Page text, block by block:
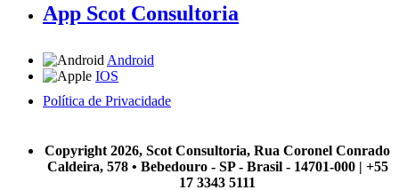
App Scot Consultoria
Android
IOS
Política de Privacidade
Copyright 2026, Scot Consultoria, Rua Coronel Conrado
Caldeira, 578 • Bebedouro - SP - Brasil - 14701-000 | +55
17 3343 5111